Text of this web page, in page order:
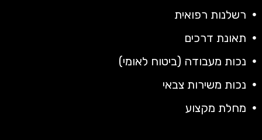
רשלנות רפואית
תאונת דרכים
נכות מעבודה (ביטוח לאומי)
נכות משירות צבאי
מחלת מקצוע